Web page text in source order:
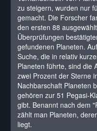
zu steigern, wurden nur
gemacht. Die Forscher
den ersten 88
Überprüfungen
gefundenen Planeten.
Suche, die in relativ
Planeten führte, sind die
zwei Prozent der Sterne
Nachbarschaft Planeten
gehören zur 51 Pegasi-
gibt. Benannt nach dem
zählt man Planeten,
liegt.